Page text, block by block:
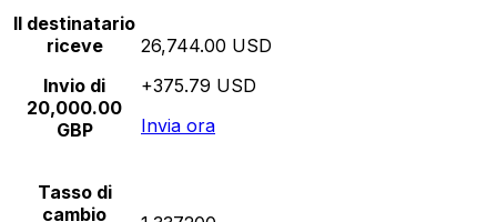
Il destinatario
riceve
Invio di
20,000.00
GBP
26,744.00 USD
+375.79 USD
Invia ora
Tasso di
cambio